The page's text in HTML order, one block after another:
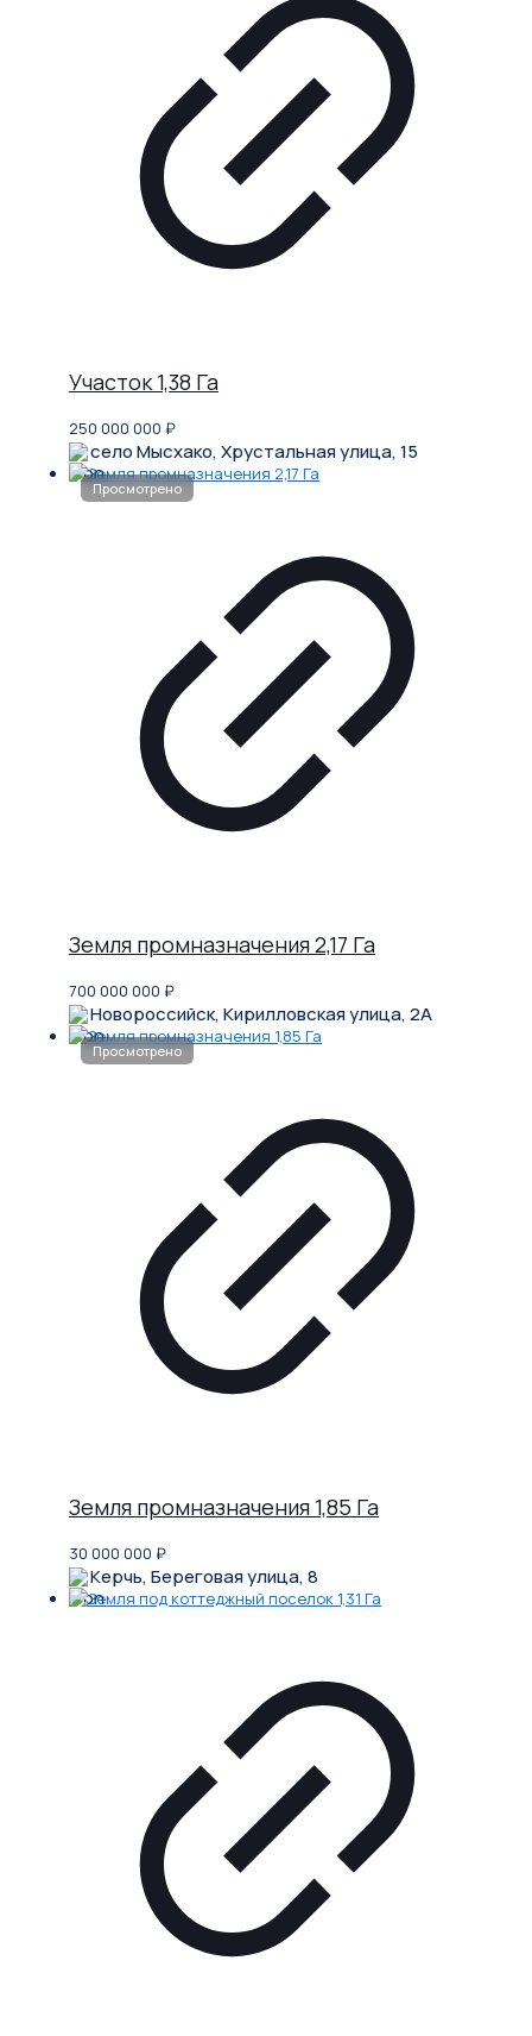
Участок 1,38 Га
250 000 000 ₽
село Мысхако, Хрустальная улица, 15
Земля промназначения 2,17 Га
700 000 000 ₽
Новороссийск, Кирилловская улица, 2А
Земля промназначения 1,85 Га
30 000 000 ₽
Керчь, Береговая улица, 8